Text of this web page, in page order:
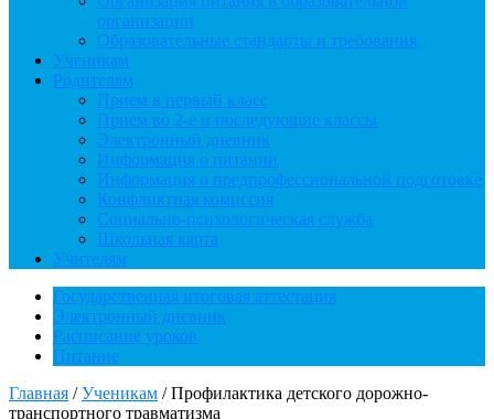
организации
Образовательные стандарты и требования
Ученикам
Родителям
Прием в первый класс
Прием во 2-е и последующие классы
Электронный дневник
Информация о питании
Информация о предпрофессиональной подготовке
Конфликтная комиссия
Социально-психологическая служба
Школьная карта
Учителям
Государственная итоговая аттестация
Электронный дневник
Расписание уроков
Питание
Главная /Ученикам /Профилактика детского дорожно-
транспортного травматизма